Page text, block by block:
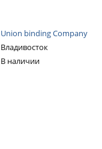
Union binding Company
Владивосток
В наличии